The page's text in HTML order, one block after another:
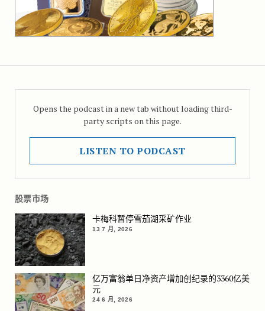
Opens the podcast in a new tab without loading third-
party scripts on this page.
LISTEN TO PODCAST
股票市场
卡梅科暂停雪茄湖采矿作业
13 7 月, 2026
亿万富翁单日净资产增加创纪录的3360亿美
元
24 6 月, 2026